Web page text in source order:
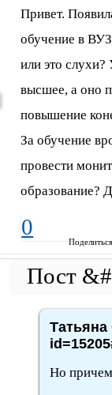
Привет.
обучение в
или это
высшее, а оно
повышение
За обучение
провести
образование?
0
Но